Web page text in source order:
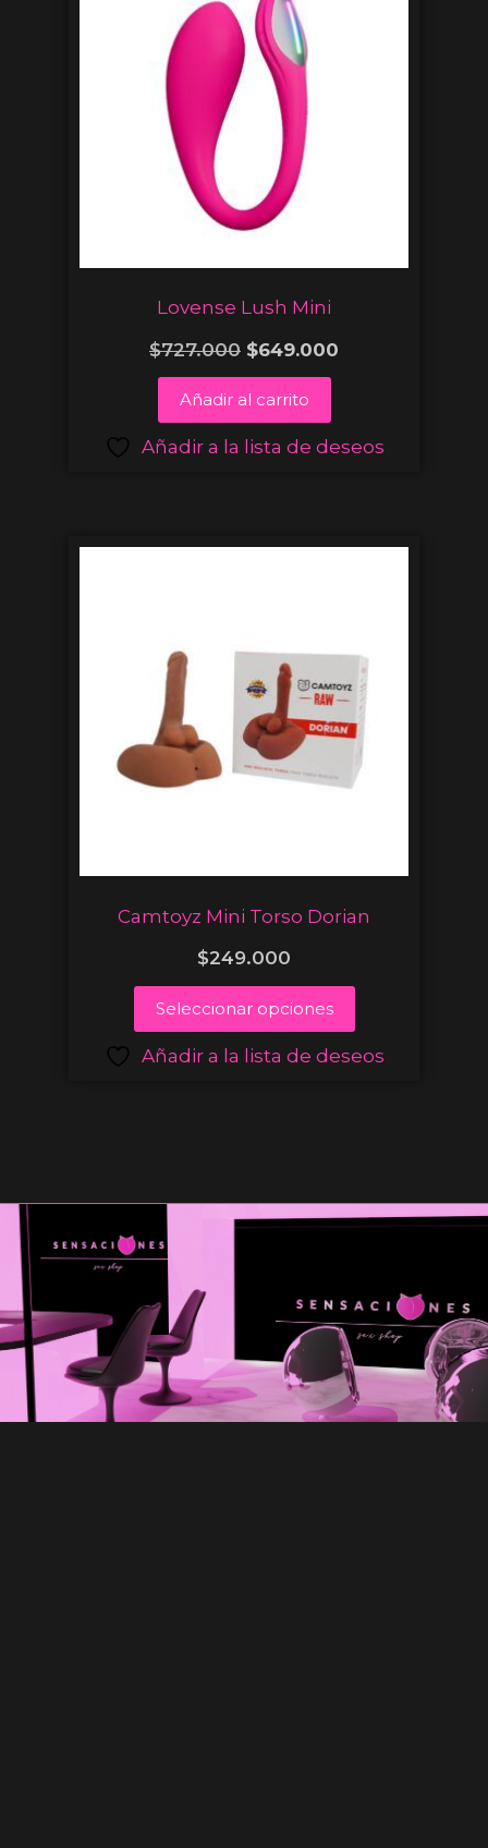
Lovense Lush Mini
$727.000 $649.000
Añadir al carrito
Añadir a la lista de deseos
Camtoyz Mini Torso Dorian
$249.000
Seleccionar opciones
Añadir a la lista de deseos